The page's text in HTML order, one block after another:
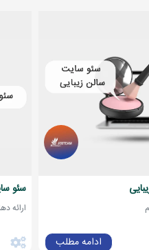
ادامه مطلب
سئو
ارائه